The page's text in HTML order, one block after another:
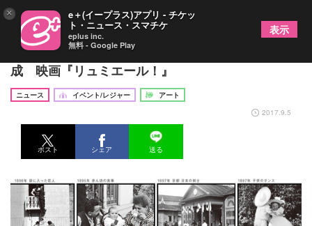
「映画の父」リュミエール兄弟による108本で構
成 映画『リュミエール！』
ニュース イベント/レジャー
アート
2017.9.5
ポスト シェア 送る
× e＋(イープラス)アプリ - チケッ
ト・ニュース・スマチケ
eplus inc.
無料 - Google Play
表示